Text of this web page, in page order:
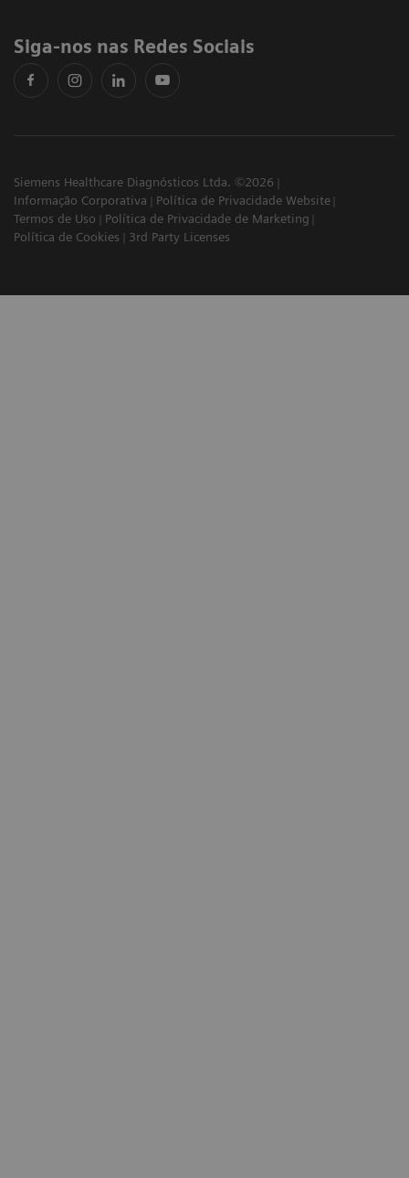
Siga-nos nas Redes Sociais
Siemens Healthcare Diagnósticos Ltda. ©2026
Informação Corporativa
Política de Privacidade Website
Termos de Uso
Política de Privacidade de Marketing
Política de Cookies
3rd Party Licenses